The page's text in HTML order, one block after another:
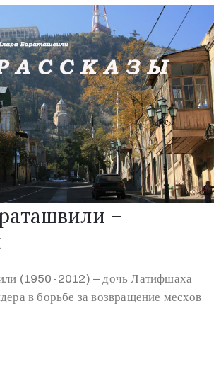
–
(1950-2012) – дочь Латифшаха
в борьбе за возвращение месхов